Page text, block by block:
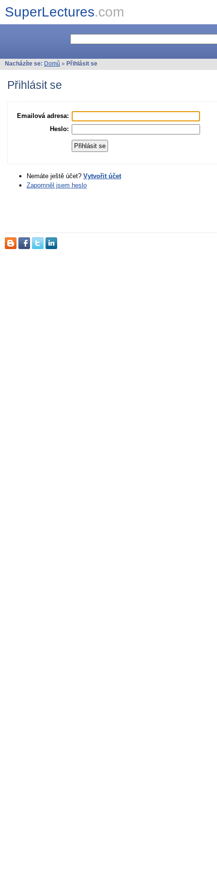
SuperLectures.com
Nacházíte se: Domů » Přihlásit se
Přihlásit se
Emailová adresa:
Heslo:
Nemáte ještě účet? Vytvořit účet
Zapomněl jsem heslo